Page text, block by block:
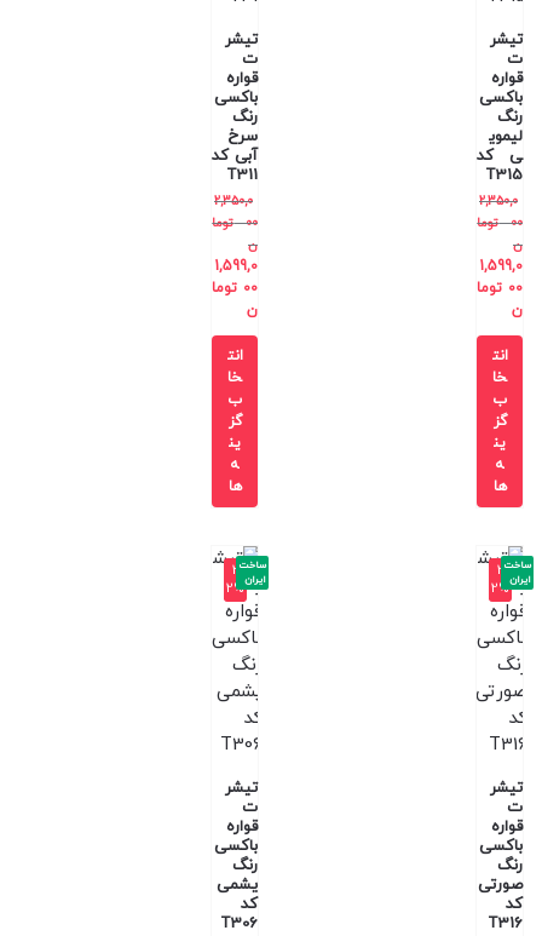
تیشر
ت
قواره
باکسی
رنگ
لیموی
ی کد
T315
2,350,0
00
توما
ن
1,599,0
00 توما
ن
انت
خا
ب
گز
ین
ه
ها
تیشر
ت
قواره
باکسی
رنگ
سرخ
آبی کد
T311
2,350,0
00
توما
ن
1,599,0
00 توما
ن
انت
خا
ب
گز
ین
ه
ها
-3
2%
تیشر
ت
قواره
باکسی
رنگ
صورتی
کد
T316
ساخت
ایران
-3
2%
تیشر
ت
قواره
باکسی
رنگ
یشمی
کد
T306
ساخت
ایران